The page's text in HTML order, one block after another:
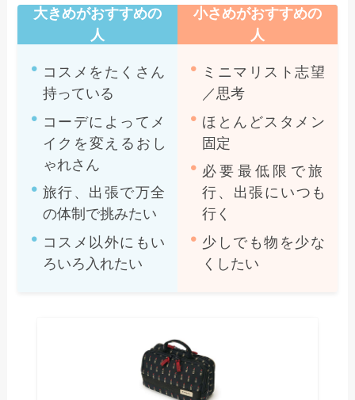
大きめがおすすめの
人
小さめがおすすめの
人
コスメをたくさん
持っている
コーデによってメ
イクを変えるおし
ゃれさん
旅行、出張で万全
の体制で挑みたい
コスメ以外にもい
ろいろ入れたい
ミニマリスト志望
／思考
ほとんどスタメン
固定
必要最低限で旅
行、出張にいつも
行く
少しでも物を少な
くしたい